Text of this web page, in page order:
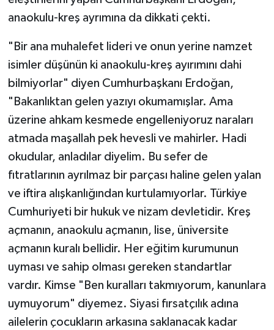
anaokulu-kreş ayrımına da dikkati çekti.
"Bir ana muhalefet lideri ve onun yerine namzet
isimler düşünün ki anaokulu-kreş ayırımını dahi
bilmiyorlar" diyen Cumhurbaşkanı Erdoğan,
"Bakanlıktan gelen yazıyı okumamışlar. Ama
üzerine ahkam kesmede engelleniyoruz naraları
atmada maşallah pek hevesli ve mahirler. Hadi
okudular, anladılar diyelim. Bu sefer de
fıtratlarının ayrılmaz bir parçası haline gelen yalan
ve iftira alışkanlığından kurtulamıyorlar. Türkiye
Cumhuriyeti bir hukuk ve nizam devletidir. Kreş
açmanın, anaokulu açmanın, lise, üniversite
açmanın kuralı bellidir. Her eğitim kurumunun
uyması ve sahip olması gereken standartlar
vardır. Kimse "Ben kuralları takmıyorum, kanunlara
uymuyorum" diyemez. Siyasi fırsatçılık adına
ailelerin çocukların arkasına saklanacak kadar